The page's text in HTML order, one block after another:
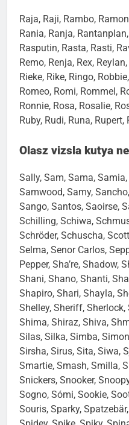
Raja, Raji, Rambo,
Rania, Ranja,
Rasputin, Rasta, Rasti,
Remo, Renja, Rex,
Rieke, Rike, Ringo,
Romeo, Romi, Rommel,
Ronnie, Rosa, Rosalie,
Ruby, Rudi, Runa, Rupert,
Olasz vizsla kutya
Sally, Sam, Sama,
Samwood, Samy,
Sango, Santos, Saoirse,
Schilling, Schiwa,
Schröder, Schuscha,
Selma, Senor Carlos,
Pepper, Sha’re, Shadow,
Shani, Shano, Shanti,
Shapiro, Shari, Shayla,
Shelley, Sheriff, Sherlock,
Shima, Shiraz, Shiva,
Silas, Silka, Simba,
Sirsha, Sirus, Sita, Siwa,
Smartie, Smash, Smilla,
Snickers, Snooker,
Sogno, Sómi, Sookie,
Souris, Sparky,